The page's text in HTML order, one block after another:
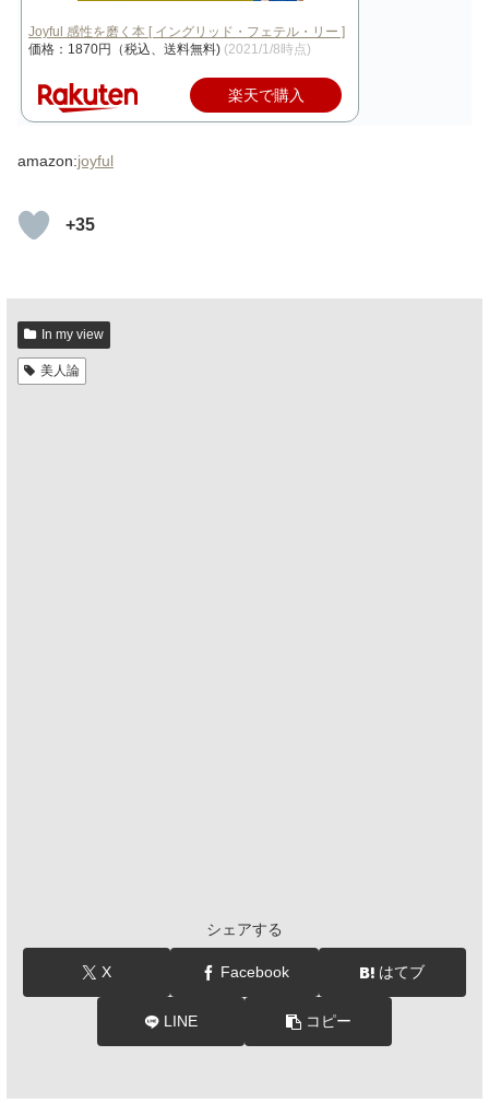
Joyful 感性を磨く本 [ イングリッド・フェテル・リー ]
価格：1870円（税込、送料無料) (2021/1/8時点)
楽天で購入
amazon:joyful
+35
In my view
美人論
シェアする
X Facebook はてブ
LINE コピー